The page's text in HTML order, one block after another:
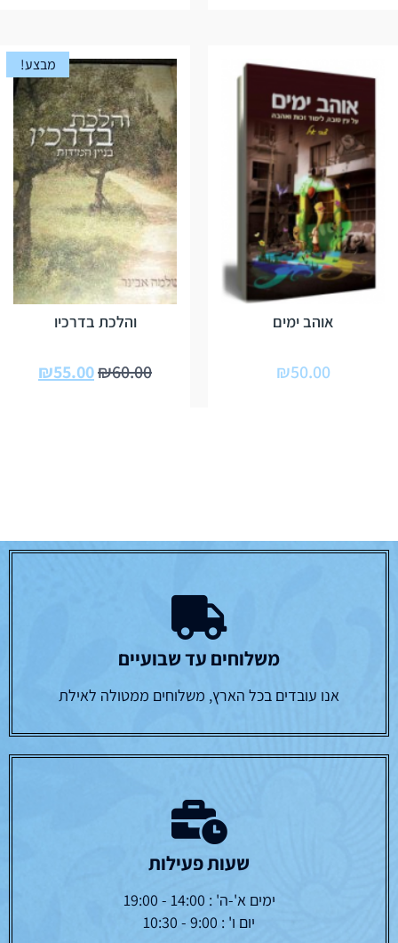
אוהב ימים
₪50.00
מבצע!
והלכת בדרכיו
₪60.00
₪55.00
משלוחים עד שבועיים
אנו עובדים בכל הארץ, משלוחים ממטולה לאילת
שעות פעילות
ימים א'-ה' : 14:00 - 19:00
יום ו' : 9:00 - 10:30